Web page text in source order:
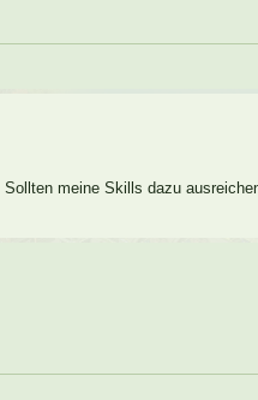
meine Skills dazu